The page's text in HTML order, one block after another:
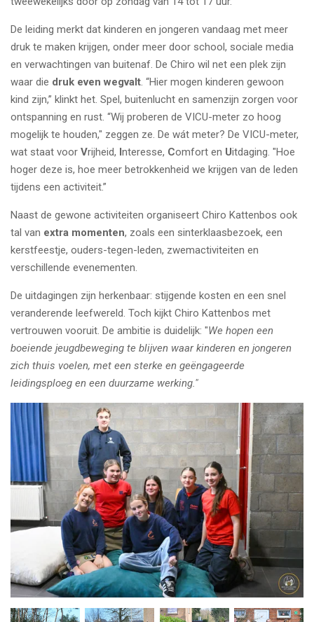
De leiding merkt dat kinderen en jongeren vandaag met meer
druk te maken krijgen, onder meer door school, sociale media
en verwachtingen van buitenaf. De Chiro wil net een plek zijn
waar die druk even wegvalt. “Hier mogen kinderen gewoon
kind zijn,” klinkt het. Spel, buitenlucht en samenzijn zorgen voor
ontspanning en rust. “Wij proberen de VICU-meter zo hoog
mogelijk te houden," zeggen ze. De wát meter? De VICU-meter,
wat staat voor Vrijheid, Interesse, Comfort en Uitdaging. "Hoe
hoger deze is, hoe meer betrokkenheid we krijgen van de leden
tijdens een activiteit.”
Naast de gewone activiteiten organiseert Chiro Kattenbos ook
tal van extra momenten, zoals een sinterklaasbezoek, een
kerstfeestje, ouders-tegen-leden, zwemactiviteiten en
verschillende evenementen.
De uitdagingen zijn herkenbaar: stijgende kosten en een snel
veranderende leefwereld. Toch kijkt Chiro Kattenbos met
vertrouwen vooruit. De ambitie is duidelijk: "We hopen een
boeiende jeugdbeweging te blijven waar kinderen en jongeren
zich thuis voelen, met een sterke en geëngageerde
leidingsploeg en een duurzame werking."